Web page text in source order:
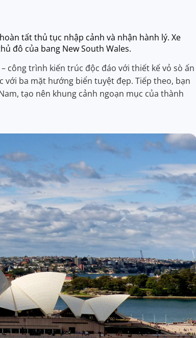
tất thủ tục nhập cảnh và nhận hành lý. Xe
đô của bang New South Wales.
công trình kiến trúc độc đáo với thiết kế vỏ sò ấn
ba mặt hướng biển tuyệt đẹp. Tiếp theo, bạn
tạo nên khung cảnh ngoạn mục của thành